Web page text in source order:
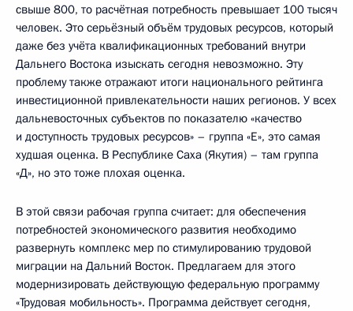
свыше 800, то расчётная потребность превышает 100 тысяч
человек. Это серьёзный объём трудовых ресурсов, который
даже без учёта квалификационных требований внутри
Дальнего Востока изыскать сегодня невозможно. Эту
проблему также отражают итоги национального рейтинга
инвестиционной привлекательности наших регионов. У всех
дальневосточных субъектов по показателю «качество
и доступность трудовых ресурсов» – группа «Е», это самая
худшая оценка. В Республике Саха (Якутия) – там группа
«Д», но это тоже плохая оценка.
В этой связи рабочая группа считает: для обеспечения
потребностей экономического развития необходимо
развернуть комплекс мер по стимулированию трудовой
миграции на Дальний Восток. Предлагаем для этого
модернизировать действующую федеральную программу
«Трудовая мобильность». Программа действует сегодня,